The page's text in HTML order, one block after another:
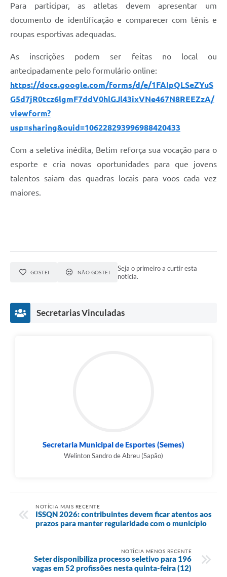
Para participar, as atletas devem apresentar um
documento de identificação e comparecer com tênis e
roupas esportivas adequadas.
As inscrições podem ser feitas no local ou
antecipadamente pelo formulário online:
https://docs.google.com/forms/d/e/1FAIpQLSeZYuS
G5d7jR0tcz6lgmF7ddV0hlGJl43ixVNe467N8REEZzA/
viewform?
usp=sharing&ouid=106228293996988420433
Com a seletiva inédita, Betim reforça sua vocação para o
esporte e cria novas oportunidades para que jovens
talentos saiam das quadras locais para voos cada vez
maiores.
GOSTEI NÃO GOSTEI
Seja o primeiro a curtir esta
notícia.
Secretarias Vinculadas
Secretaria Municipal de Esportes (Semes)
Welinton Sandro de Abreu (Sapão)
NOTÍCIA MAIS RECENTE
ISSQN 2026: contribuintes devem ficar atentos aos
prazos para manter regularidade com o município
NOTÍCIA MENOS RECENTE
Seter disponibiliza processo seletivo para 196
vagas em 52 profissões nesta quinta-feira (12)